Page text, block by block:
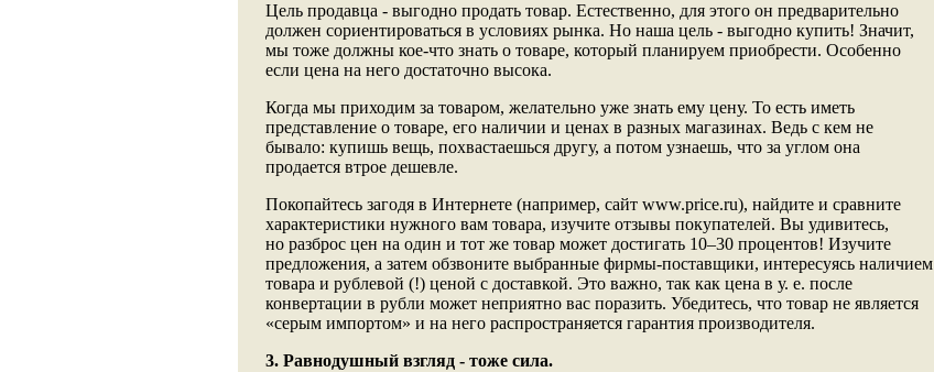
Цель продавца - выгодно продать товар. Естественно, для этого он предварительно
должен сориентироваться в условиях рынка. Но наша цель - выгодно купить! Значит,
мы тоже должны кое-что знать о товаре, который планируем приобрести. Особенно
если цена на него достаточно высока.
Когда мы приходим за товаром, желательно уже знать ему цену. То есть иметь
представление о товаре, его наличии и ценах в разных магазинах. Ведь с кем не
бывало: купишь вещь, похвастаешься другу, а потом узнаешь, что за углом она
продается втрое дешевле.
Покопайтесь загодя в Интернете (например, сайт www.price.ru), найдите и сравните
характеристики нужного вам товара, изучите отзывы покупателей. Вы удивитесь,
но разброс цен на один и тот же товар может достигать 10–30 процентов! Изучите
предложения, а затем обзвоните выбранные фирмы-поставщики, интересуясь наличием
товара и рублевой (!) ценой с доставкой. Это важно, так как цена в у. е. после
конвертации в рубли может неприятно вас поразить. Убедитесь, что товар не является
«серым импортом» и на него распространяется гарантия производителя.
3. Равнодушный взгляд - тоже сила.